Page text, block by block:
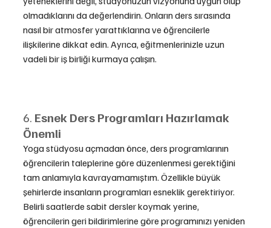
olmadıklarını da değerlendirin. Onların ders sırasında
nasıl bir atmosfer yarattıklarına ve öğrencilerle
ilişkilerine dikkat edin. Ayrıca, eğitmenlerinizle uzun
vadeli bir iş birliği kurmaya çalışın.
6. Esnek Ders Programları Hazırlamak
Önemli
Yoga stüdyosu açmadan önce, ders programlarının
öğrencilerin taleplerine göre düzenlenmesi gerektiğini
tam anlamıyla kavrayamamıştım. Özellikle büyük
şehirlerde insanların programları esneklik gerektiriyor.
Belirli saatlerde sabit dersler koymak yerine,
öğrencilerin geri bildirimlerine göre programınızı yeniden